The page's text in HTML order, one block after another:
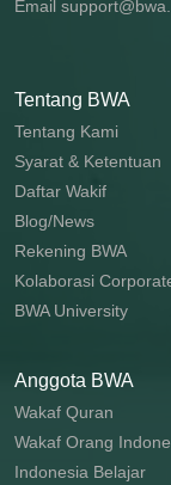
Email
Tentang BWA
Tentang Kami
Syarat & Ketentuan
Daftar Wakif
Blog/News
Rekening BWA
Kolaborasi
BWA University
Anggota BWA
Wakaf Quran
Wakaf Orang
Indonesia Belajar